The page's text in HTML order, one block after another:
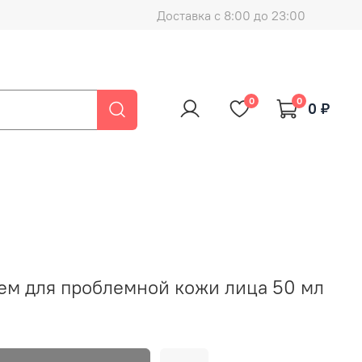
Доставка с 8:00 до 23:00
0 0 0 ₽
для проблемной кожи лица 50 мл